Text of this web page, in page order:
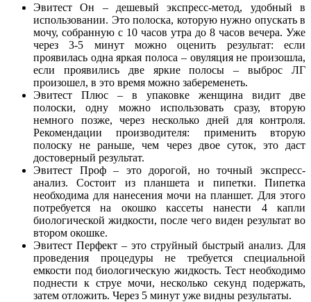
Эвитест Он – дешевый экспресс-метод, удобный в
использовании. Это полоска, которую нужно опускать в
мочу, собранную с 10 часов утра до 8 часов вечера. Уже
через 3-5 минут можно оценить результат: если
проявилась одна яркая полоса – овуляция не произошла,
если проявились две яркие полосы – выброс ЛГ
произошел, в это время можно забеременеть.
Эвитест Плюс – в упаковке женщина видит две
полоски, одну можно использовать сразу, вторую
немного позже, через несколько дней для контроля.
Рекомендации производителя: применить вторую
полоску не раньше, чем через двое суток, это даст
достоверный результат.
Эвитест Проф – это дорогой, но точный экспресс-
анализ. Состоит из планшета и пипетки. Пипетка
необходима для нанесения мочи на планшет. Для этого
потребуется на окошко кассеты нанести 4 капли
биологической жидкости, после чего виден результат во
втором окошке.
Эвитест Перфект – это струйный быстрый анализ. Для
проведения процедуры не требуется специальной
емкости под биологическую жидкость. Тест необходимо
поднести к струе мочи, несколько секунд подержать,
затем отложить. Через 5 минут уже видны результаты.